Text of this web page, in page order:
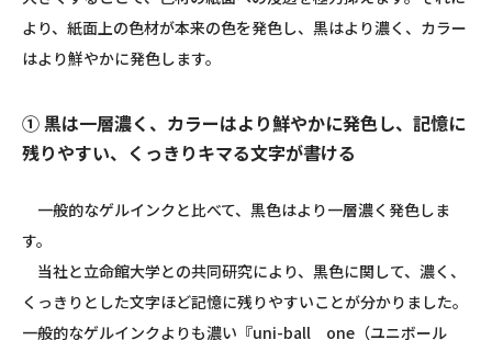
より、紙面上の色材が本来の色を発色し、黒はより濃く、カラー
はより鮮やかに発色します。
① 黒は一層濃く、カラーはより鮮やかに発色し、記憶に
残りやすい、くっきりキマる文字が書ける
一般的なゲルインクと比べて、黒色はより一層濃く発色しま
す。
当社と立命館大学との共同研究により、黒色に関して、濃く、
くっきりとした文字ほど記憶に残りやすいことが分かりました。
一般的なゲルインクよりも濃い『uni-ball one （ユニボール